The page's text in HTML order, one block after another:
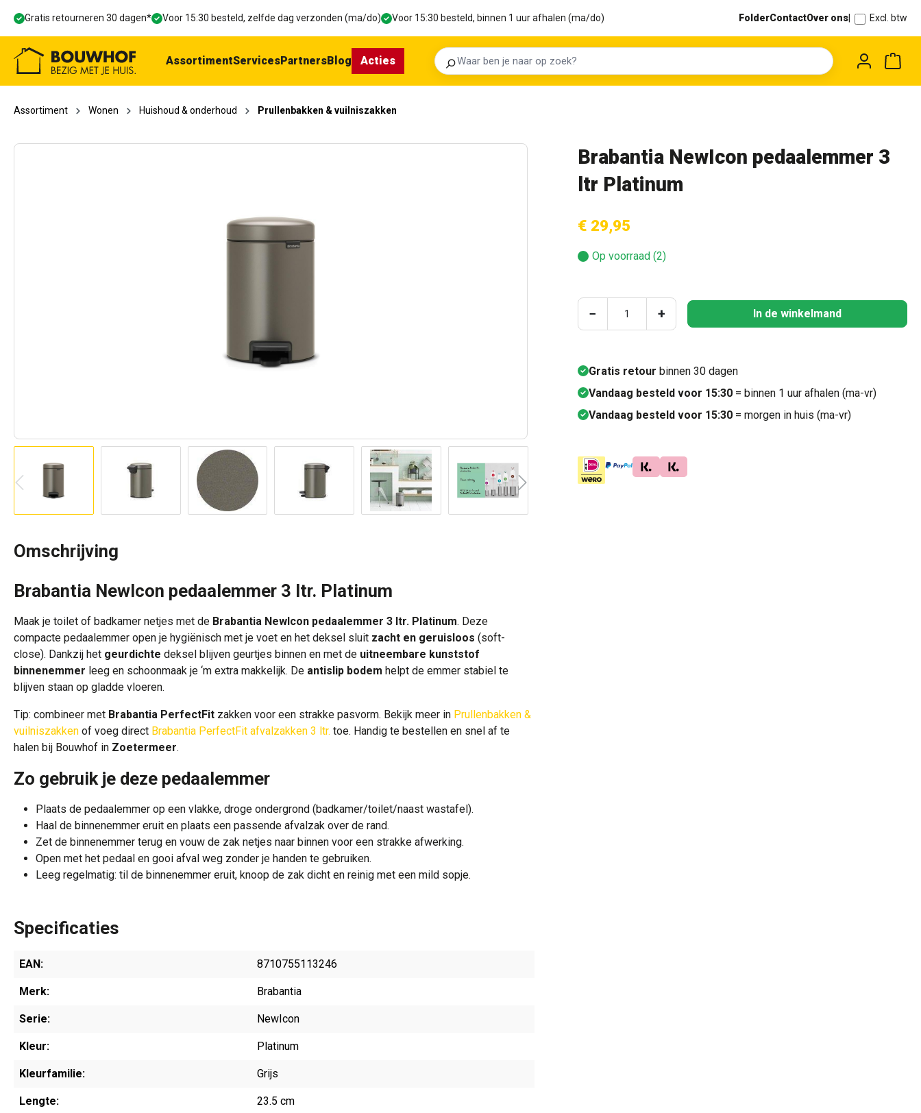
Ga naar de hoofdnavigatie
Gratis retourneren 30 dagen* Voor 15:30 besteld, zelfde dag verzonden (ma/do) Voor 15:30 besteld, binnen 1 uur afhalen (ma/do) FolderContactOver ons Excl. btw
Zoeken
AssortimentServicesPartnersBlog Acties
Assortiment Wonen Huishoud & onderhoud Prullenbakken & vuilniszakken
Brabantia NewIcon pedaalemmer 3
ltr Platinum
€ 29,95
Op voorraad (2)
Producthoeveelheid: Voer de gewenste
− + In de winkelmand
Gratis retour binnen 30 dagen
Vandaag besteld voor 15:30= binnen 1 uur afhalen (ma-vr)
Vandaag besteld voor 15:30= morgen in huis (ma-vr)
Omschrijving
Brabantia NewIcon pedaalemmer 3 ltr. Platinum
Maak je toilet of badkamer netjes met de Brabantia NewIcon pedaalemmer 3 ltr. Platinum. Deze
compacte pedaalemmer open je hygiënisch met je voet en het deksel sluit zacht en geruisloos (soft-
close). Dankzij het geurdichte deksel blijven geurtjes binnen en met de uitneembare kunststof
binnenemmer leeg en schoonmaak je ‘m extra makkelijk. De antislip bodem helpt de emmer stabiel te
blijven staan op gladde vloeren.
Tip: combineer met Brabantia PerfectFit zakken voor een strakke pasvorm. Bekijk meer in Prullenbakken &
vuilniszakken of voeg direct Brabantia PerfectFit afvalzakken 3 ltr. toe. Handig te bestellen en snel af te
halen bij Bouwhof in Zoetermeer.
Zo gebruik je deze pedaalemmer
Plaats de pedaalemmer op een vlakke, droge ondergrond (badkamer/toilet/naast wastafel).
Haal de binnenemmer eruit en plaats een passende afvalzak over de rand.
Zet de binnenemmer terug en vouw de zak netjes naar binnen voor een strakke afwerking.
Open met het pedaal en gooi afval weg zonder je handen te gebruiken.
Leeg regelmatig: til de binnenemmer eruit, knoop de zak dicht en reinig met een mild sopje.
Specificaties
EAN: 8710755113246
Merk: Brabantia
Serie: NewIcon
Kleur: Platinum
Kleurfamilie: Grijs
Lengte: 23.5 cm